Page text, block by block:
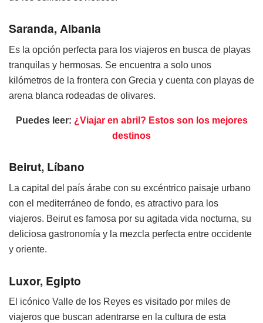
Saranda, Albania
Es la opción perfecta para los viajeros en busca de playas
tranquilas y hermosas. Se encuentra a solo unos
kilómetros de la frontera con Grecia y cuenta con playas de
arena blanca rodeadas de olivares.
Puedes leer: ¿Viajar en abril? Estos son los mejores
destinos
Beirut, Líbano
La capital del país árabe con su excéntrico paisaje urbano
con el mediterráneo de fondo, es atractivo para los
viajeros. Beirut es famosa por su agitada vida nocturna, su
deliciosa gastronomía y la mezcla perfecta entre occidente
y oriente.
Luxor, Egipto
El icónico Valle de los Reyes es visitado por miles de
viajeros que buscan adentrarse en la cultura de esta